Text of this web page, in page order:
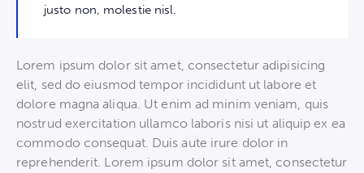
justo non, molestie nisl.
Lorem ipsum dolor sit amet, consectetur adipisicing
elit, sed do eiusmod tempor incididunt ut labore et
dolore magna aliqua. Ut enim ad minim veniam, quis
nostrud exercitation ullamco laboris nisi ut aliquip ex ea
commodo consequat. Duis aute irure dolor in
reprehenderit. Lorem ipsum dolor sit amet, consectetur